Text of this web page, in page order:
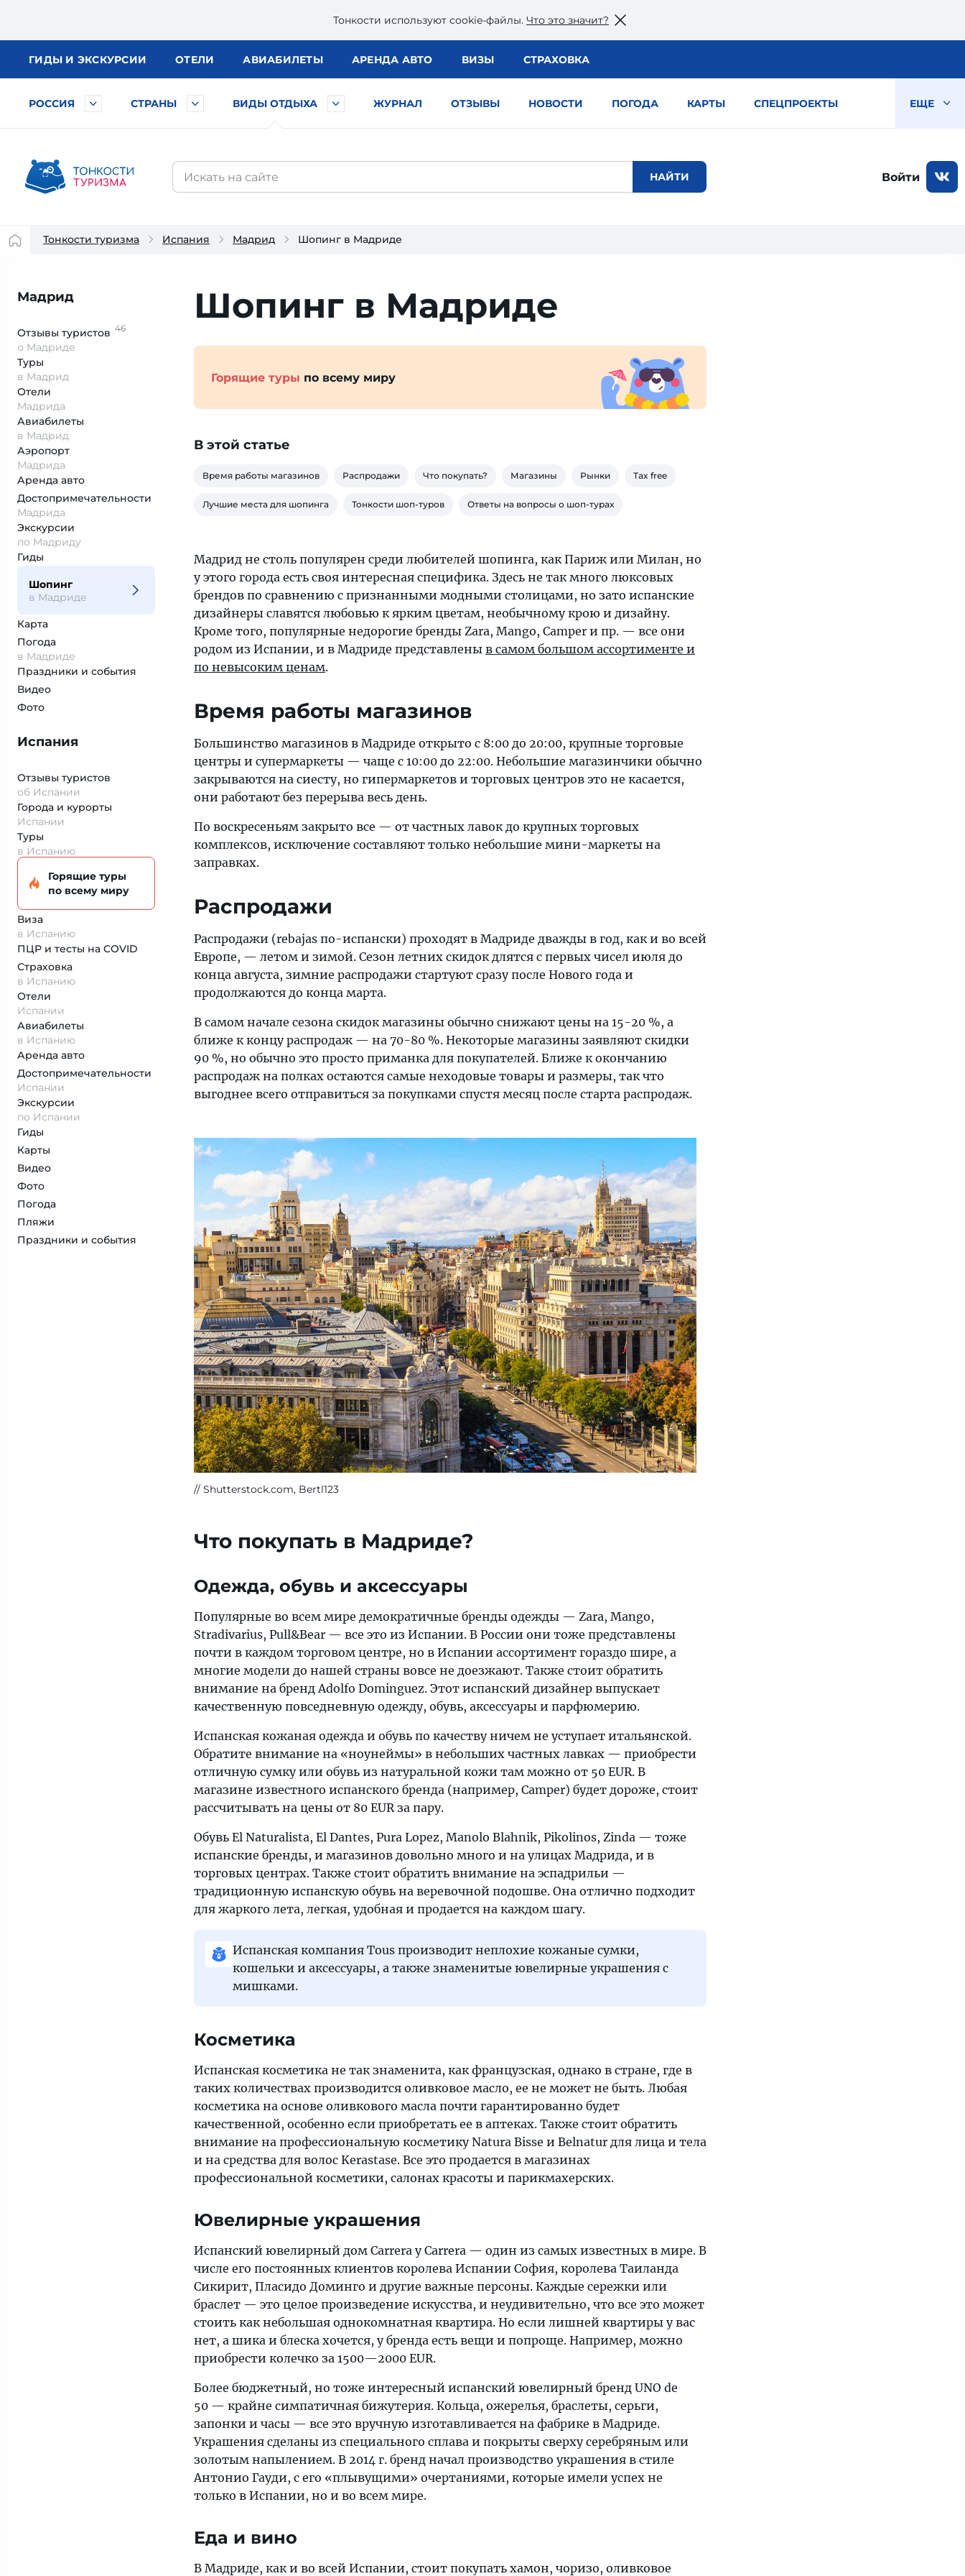
Тонкости используют сookie-файлы. Что это значит?
ГИДЫ И ЭКСКУРСИИ ОТЕЛИ АВИАБИЛЕТЫ АРЕНДА АВТО ВИЗЫ СТРАХОВКА
РОССИЯ СТРАНЫ ВИДЫ ОТДЫХА ЖУРНАЛ ОТЗЫВЫ НОВОСТИ ПОГОДА КАРТЫ СПЕЦПРОЕКТЫ ЕЩЕ
Войти
Тонкости туризма Испания Мадрид Шопинг в Мадриде
Мадрид
Отзывы туристов 46
о Мадриде
Туры
в Мадрид
Отели
Мадрида
Авиабилеты
в Мадрид
Аэропорт
Мадрида
Аренда авто
Достопримеча­тельности
Мадрида
Экскурсии
по Мадриду
Гиды
Шопинг
в Мадриде
Карта
Погода
в Мадриде
Праздники и события
Видео
Фото
Испания
Отзывы туристов
об Испании
Города и курорты
Испании
Туры
в Испанию
Горящие туры
по всему миру
Виза
в Испанию
ПЦР и тесты на COVID
Страховка
в Испанию
Отели
Испании
Авиабилеты
в Испанию
Аренда авто
Достопримеча­тельности
Испании
Экскурсии
по Испании
Гиды
Карты
Видео
Фото
Погода
Пляжи
Праздники и события
Шопинг в Мадриде
Горящие туры по всему миру
В этой статье
Время работы магазинов Распродажи Что покупать? Магазины Рынки Tax free
Лучшие места для шопинга Тонкости шоп-туров Ответы на вопросы о шоп-турах
Мадрид не столь популярен среди любителей шопинга, как Париж или Милан, но
у этого города есть своя интересная специфика. Здесь не так много люксовых
брендов по сравнению с признанными модными столицами, но зато испанские
дизайнеры славятся любовью к ярким цветам, необычному крою и дизайну.
Кроме того, популярные недорогие бренды Zara, Mango, Camper и пр. — все они
родом из Испании, и в Мадриде представлены в самом большом ассортименте и
по невысоким ценам.
Время работы магазинов
Большинство магазинов в Мадриде открыто с 8:00 до 20:00, крупные торговые
центры и супермаркеты — чаще с 10:00 до 22:00. Небольшие магазинчики обычно
закрываются на сиесту, но гипермаркетов и торговых центров это не касается,
они работают без перерыва весь день.
По воскресеньям закрыто все — от частных лавок до крупных торговых
комплексов, исключение составляют только небольшие мини-маркеты на
заправках.
Распродажи
Распродажи (rebajas по-испански) проходят в Мадриде дважды в год, как и во всей
Европе, — летом и зимой. Сезон летних скидок длятся с первых чисел июля до
конца августа, зимние распродажи стартуют сразу после Нового года и
продолжаются до конца марта.
В самом начале сезона скидок магазины обычно снижают цены на 15-20 %, а
ближе к концу распродаж — на 70-80 %. Некоторые магазины заявляют скидки
90 %, но обычно это просто приманка для покупателей. Ближе к окончанию
распродаж на полках остаются самые неходовые товары и размеры, так что
выгоднее всего отправиться за покупками спустя месяц после старта распродаж.
Shutterstock.com, Bertl123
Что покупать в Мадриде?
Одежда, обувь и аксессуары
Популярные во всем мире демократичные бренды одежды — Zara, Mango,
Stradivarius, Pull&Bear — все это из Испании. В России они тоже представлены
почти в каждом торговом центре, но в Испании ассортимент гораздо шире, а
многие модели до нашей страны вовсе не доезжают. Также стоит обратить
внимание на бренд Adolfo Dominguez. Этот испанский дизайнер выпускает
качественную повседневную одежду, обувь, аксессуары и парфюмерию.
Испанская кожаная одежда и обувь по качеству ничем не уступает итальянской.
Обратите внимание на «ноунеймы» в небольших частных лавках — приобрести
отличную сумку или обувь из натуральной кожи там можно от 50 EUR. В
магазине известного испанского бренда (например, Camper) будет дороже, стоит
рассчитывать на цены от 80 EUR за пару.
Обувь El Naturalista, El Dantes, Pura Lopez, Manolo Blahnik, Pikolinos, Zinda — тоже
испанские бренды, и магазинов довольно много и на улицах Мадрида, и в
торговых центрах. Также стоит обратить внимание на эспадрильи —
традиционную испанскую обувь на веревочной подошве. Она отлично подходит
для жаркого лета, легкая, удобная и продается на каждом шагу.
Испанская компания Tous производит неплохие кожаные сумки,
кошельки и аксессуары, а также знаменитые ювелирные украшения с
мишками.
Косметика
Испанская косметика не так знаменита, как французская, однако в стране, где в
таких количествах производится оливковое масло, ее не может не быть. Любая
косметика на основе оливкового масла почти гарантированно будет
качественной, особенно если приобретать ее в аптеках. Также стоит обратить
внимание на профессиональную косметику Natura Bisse и Belnatur для лица и тела
и на средства для волос Kerastase. Все это продается в магазинах
профессиональной косметики, салонах красоты и парикмахерских.
Ювелирные украшения
Испанский ювелирный дом Carrera y Carrera — один из самых известных в мире. В
числе его постоянных клиентов королева Испании София, королева Таиланда
Сикирит, Пласидо Доминго и другие важные персоны. Каждые сережки или
браслет — это целое произведение искусства, и неудивительно, что все это может
стоить как небольшая однокомнатная квартира. Но если лишней квартиры у вас
нет, а шика и блеска хочется, у бренда есть вещи и попроще. Например, можно
приобрести колечко за 1500—2000 EUR.
Более бюджетный, но тоже интересный испанский ювелирный бренд UNO de
50 — крайне симпатичная бижутерия. Кольца, ожерелья, браслеты, серьги,
запонки и часы — все это вручную изготавливается на фабрике в Мадриде.
Украшения сделаны из специального сплава и покрыты сверху серебряным или
золотым напылением. В 2014 г. бренд начал производство украшения в стиле
Антонио Гауди, с его «плывущими» очертаниями, которые имели успех не
только в Испании, но и во всем мире.
Еда и вино
В Мадриде, как и во всей Испании, стоит покупать хамон, чоризо, оливковое